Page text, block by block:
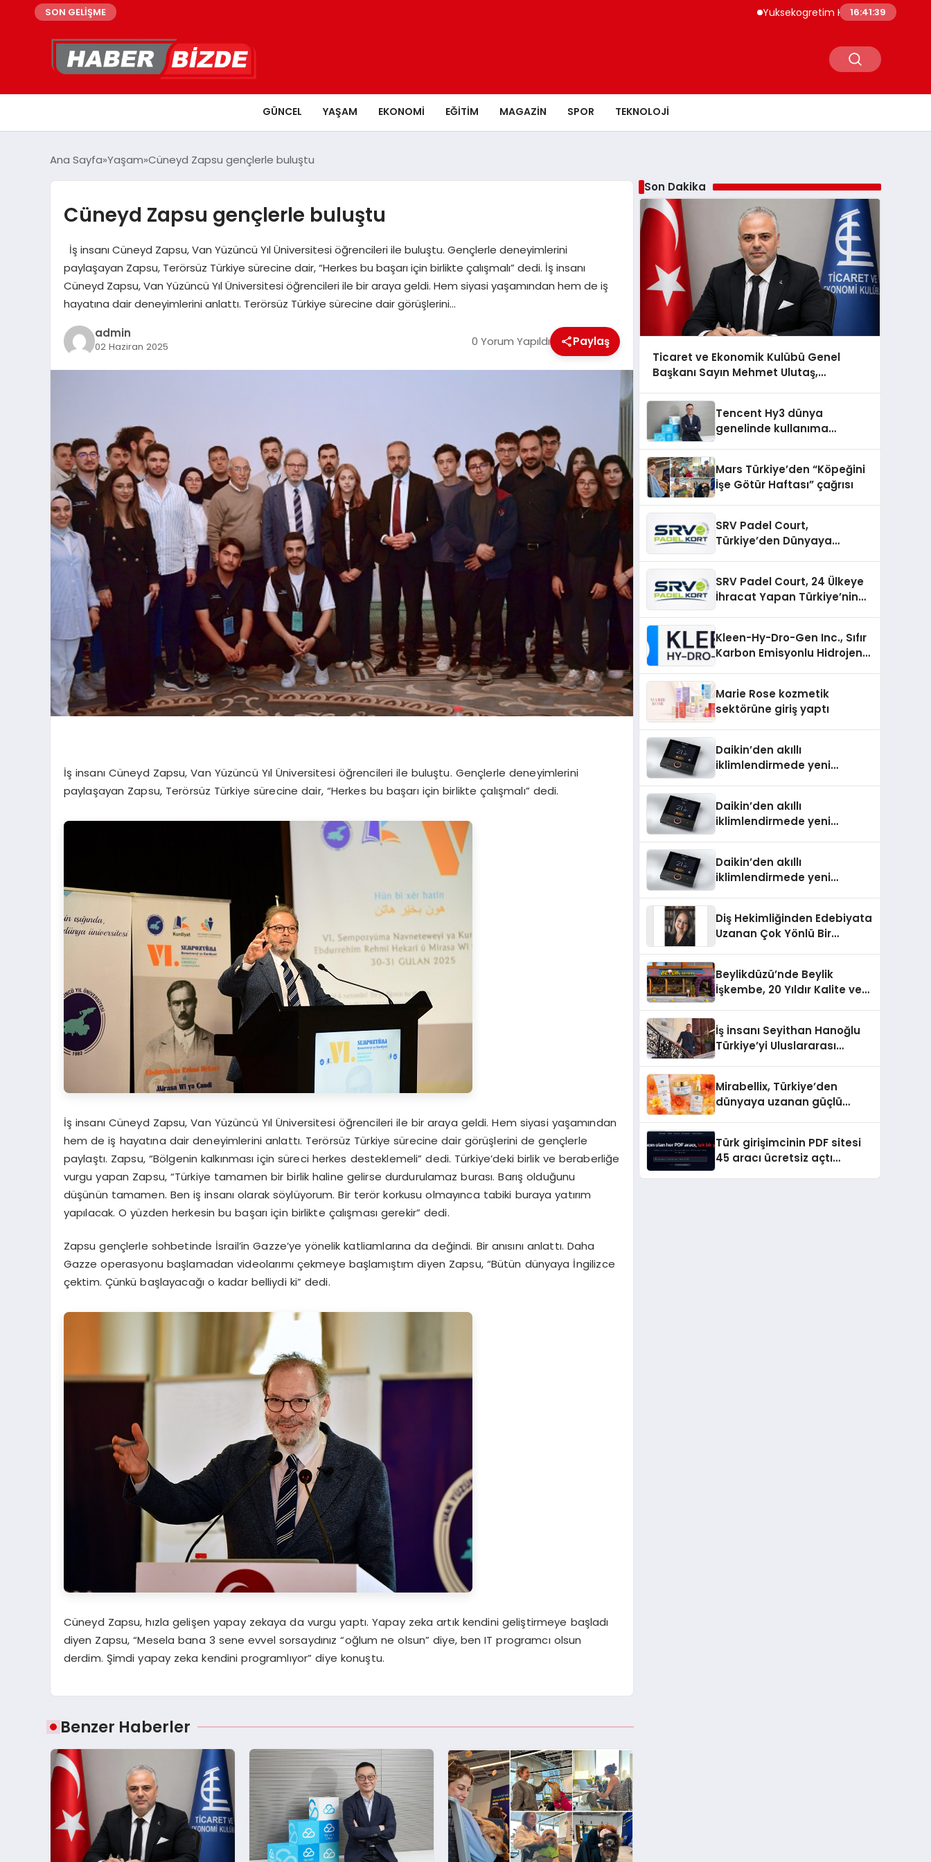
SON GELİŞME Yuksekogretim Kurulu Dijital Donusum Icin
16:41:40
GÜNCEL YAŞAM EKONOMI EĞITIM MAGAZIN SPOR TEKNOLOJI
Ana Sayfa Yaşam Cüneyd Zapsu gençlerle buluştu
Cüneyd Zapsu gençlerle buluştu
İş insanı Cüneyd Zapsu, Van Yüzüncü Yıl Üniversitesi öğrencileri ile buluştu. Gençlerle deneyimlerini
paylaşayan Zapsu, Terörsüz Türkiye sürecine dair, “Herkes bu başarı için birlikte çalışmalı” dedi. İş insanı
Cüneyd Zapsu, Van Yüzüncü Yıl Üniversitesi öğrencileri ile bir araya geldi. Hem siyasi yaşamından hem de iş
hayatına dair deneyimlerini anlattı. Terörsüz Türkiye sürecine dair görüşlerini…
admin
02 Haziran 2025 0 Yorum Yapıldı Paylaş
İş insanı Cüneyd Zapsu, Van Yüzüncü Yıl Üniversitesi öğrencileri ile buluştu. Gençlerle deneyimlerini
paylaşayan Zapsu, Terörsüz Türkiye sürecine dair, “Herkes bu başarı için birlikte çalışmalı” dedi.
İş insanı Cüneyd Zapsu, Van Yüzüncü Yıl Üniversitesi öğrencileri ile bir araya geldi. Hem siyasi yaşamından
hem de iş hayatına dair deneyimlerini anlattı. Terörsüz Türkiye sürecine dair görüşlerini de gençlerle
paylaştı. Zapsu, “Bölgenin kalkınması için süreci herkes desteklemeli” dedi. Türkiye’deki birlik ve beraberliğe
vurgu yapan Zapsu, “Türkiye tamamen bir birlik haline gelirse durdurulamaz burası. Barış olduğunu
düşünün tamamen. Ben iş insanı olarak söylüyorum. Bir terör korkusu olmayınca tabiki buraya yatırım
yapılacak. O yüzden herkesin bu başarı için birlikte çalışması gerekir” dedi.
Zapsu gençlerle sohbetinde İsrail’in Gazze’ye yönelik katliamlarına da değindi. Bir anısını anlattı. Daha
Gazze operasyonu başlamadan videolarımı çekmeye başlamıştım diyen Zapsu, “Bütün dünyaya İngilizce
çektim. Çünkü başlayacağı o kadar belliydi ki” dedi.
Cüneyd Zapsu, hızla gelişen yapay zekaya da vurgu yaptı. Yapay zeka artık kendini geliştirmeye başladı
diyen Zapsu, “Mesela bana 3 sene evvel sorsaydınız “oğlum ne olsun” diye, ben IT programcı olsun
derdim. Şimdi yapay zeka kendini programlıyor” diye konuştu.
Benzer Haberler
Son Dakika
Ticaret ve Ekonomik Kulübü Genel
Başkanı Sayın Mehmet Ulutaş,
şunları kaydetti:
Tencent Hy3 dünya
genelinde kullanıma
Mars Türkiye’den “Köpeğini
İşe Götür Haftası” çağrısı
SRV Padel Court,
Türkiye’den Dünyaya
SRV Padel Court, 24 Ülkeye
İhracat Yapan Türkiye’nin
Kleen-Hy-Dro-Gen Inc., Sıfır
Karbon Emisyonlu Hidrojen
Aldı
Marie Rose kozmetik
sektörüne giriş yaptı
Daikin’den akıllı
iklimlendirmede yeni
Daikin’den akıllı
iklimlendirmede yeni
Daikin’den akıllı
iklimlendirmede yeni
Diş Hekimliğinden Edebiyata
Uzanan Çok Yönlü Bir
Beylikdüzü’nde Beylik
İşkembe, 20 Yıldır Kalite ve
İş İnsanı Seyithan Hanoğlu
Türkiye’yi Uluslararası
Mirabellix, Türkiye’den
dünyaya uzanan güçlü
Türk girişimcinin PDF sitesi
45 aracı ücretsiz açtı